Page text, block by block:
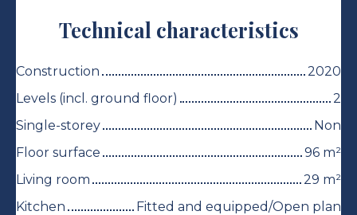
Technical characteristics
Construction
2020
Levels (incl. ground floor)
2
Single-storey
Non
Floor surface
96 m²
Living room
29 m²
Kitchen
Fitted and equipped/Open plan